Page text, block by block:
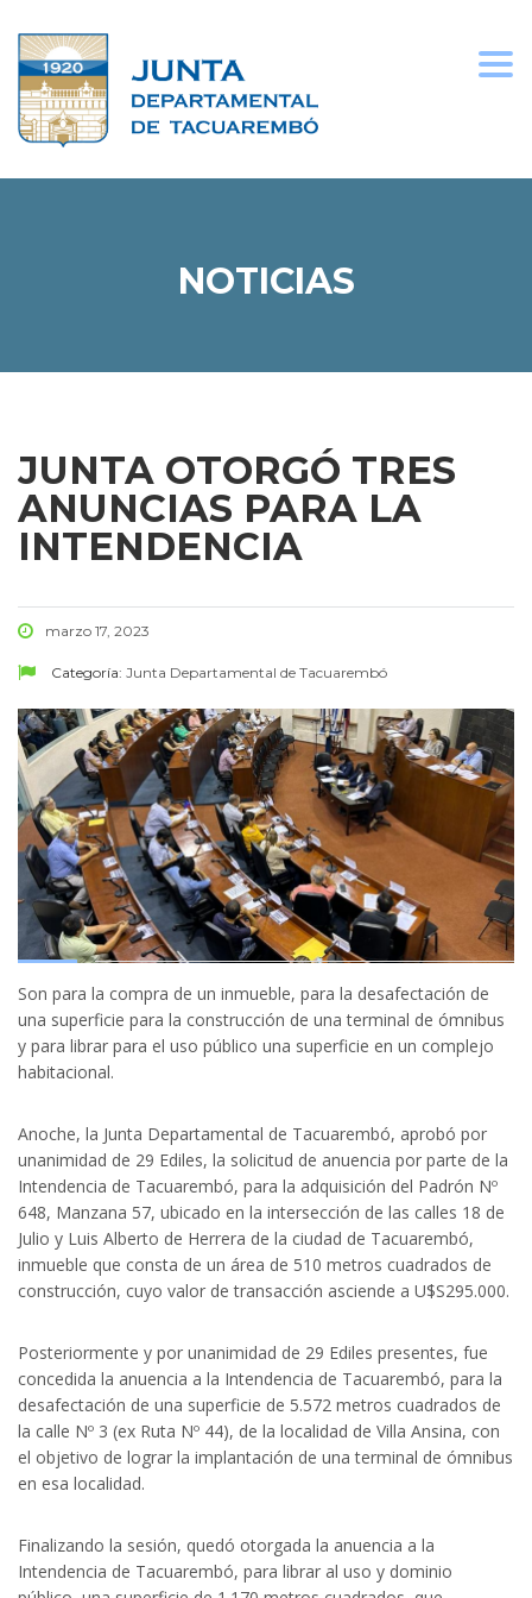
NOTICIAS
JUNTA OTORGÓ TRES
ANUNCIAS PARA LA
INTENDENCIA
marzo 17, 2023
Categoría: Junta Departamental de Tacuarembó
Son para la compra de un inmueble, para la desafectación de
una superficie para la construcción de una terminal de ómnibus
y para librar para el uso público una superficie en un complejo
habitacional.
Anoche, la Junta Departamental de Tacuarembó, aprobó por
unanimidad de 29 Ediles, la solicitud de anuencia por parte de la
Intendencia de Tacuarembó, para la adquisición del Padrón Nº
648, Manzana 57, ubicado en la intersección de las calles 18 de
Julio y Luis Alberto de Herrera de la ciudad de Tacuarembó,
inmueble que consta de un área de 510 metros cuadrados de
construcción, cuyo valor de transacción asciende a U$S295.000.
Posteriormente y por unanimidad de 29 Ediles presentes, fue
concedida la anuencia a la Intendencia de Tacuarembó, para la
desafectación de una superficie de 5.572 metros cuadrados de
la calle Nº 3 (ex Ruta Nº 44), de la localidad de Villa Ansina, con
el objetivo de lograr la implantación de una terminal de ómnibus
en esa localidad.
Finalizando la sesión, quedó otorgada la anuencia a la
Intendencia de Tacuarembó, para librar al uso y dominio